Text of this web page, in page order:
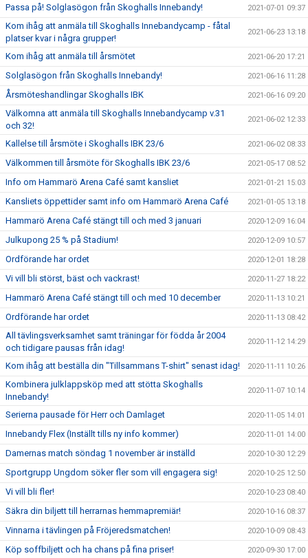
Passa på! Solglasögon från Skoghalls Innebandy! 2021-07-01 09:37
Kom ihåg att anmäla till Skoghalls Innebandycamp - fåtal
platser kvar i några grupper!
2021-06-23 13:18
Kom ihåg att anmäla till årsmötet 2021-06-20 17:21
Solglasögon från Skoghalls Innebandy! 2021-06-16 11:28
Årsmöteshandlingar Skoghalls IBK 2021-06-16 09:20
Välkomna att anmäla till Skoghalls Innebandycamp v.31
och 32!
2021-06-02 12:33
Kallelse till årsmöte i Skoghalls IBK 23/6 2021-06-02 08:33
Välkommen till årsmöte för Skoghalls IBK 23/6 2021-05-17 08:52
Info om Hammarö Arena Café samt kansliet 2021-01-21 15:03
Kansliets öppettider samt info om Hammarö Arena Café 2021-01-05 13:18
Hammarö Arena Café stängt till och med 3 januari 2020-12-09 16:04
Julkupong 25 % på Stadium! 2020-12-09 10:57
Ordförande har ordet 2020-12-01 18:28
Vi vill bli störst, bäst och vackrast! 2020-11-27 18:22
Hammarö Arena Café stängt till och med 10 december 2020-11-13 10:21
Ordförande har ordet 2020-11-13 08:42
All tävlingsverksamhet samt träningar för födda år 2004
och tidigare pausas från idag!
2020-11-12 14:29
Kom ihåg att beställa din "Tillsammans T-shirt" senast idag! 2020-11-11 10:26
Kombinera julklappsköp med att stötta Skoghalls
Innebandy!
2020-11-07 10:14
Serierna pausade för Herr och Damlaget 2020-11-05 14:01
Innebandy Flex (Inställt tills ny info kommer) 2020-11-01 14:00
Damernas match söndag 1 november är inställd 2020-10-30 12:29
Sportgrupp Ungdom söker fler som vill engagera sig! 2020-10-25 12:50
Vi vill bli fler! 2020-10-23 08:40
Säkra din biljett till herrarnas hemmapremiär! 2020-10-16 08:37
Vinnarna i tävlingen på Fröjeredsmatchen! 2020-10-09 08:43
Köp soffbiljett och ha chans på fina priser! 2020-09-30 17:00